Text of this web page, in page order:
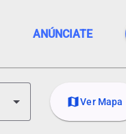
ANÚNCIATE
mapVer Mapa